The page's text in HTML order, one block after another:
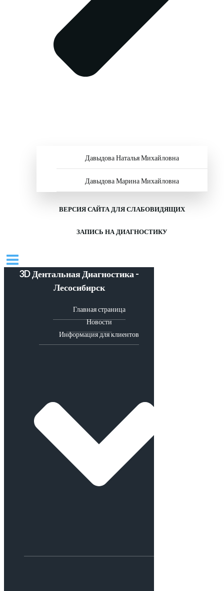
Давыдова Наталья Михайловна
Давыдова Марина Михайловна
ВЕРСИЯ САЙТА ДЛЯ СЛАБОВИДЯЩИХ
ЗАПИСЬ НА ДИАГНОСТИКУ
3D Дентальная Диагностика -
Лесосибирск
Главная страница
Новости
Информация для клиентов